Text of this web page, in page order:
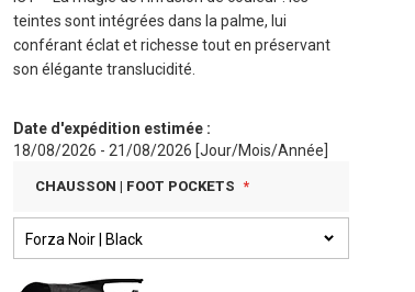
teintes sont intégrées dans la palme, lui
conférant éclat et richesse tout en préservant
son élégante translucidité.
Date d'expédition estimée :
18/08/2026 - 21/08/2026 [Jour/Mois/Année]
CHAUSSON | FOOT POCKETS